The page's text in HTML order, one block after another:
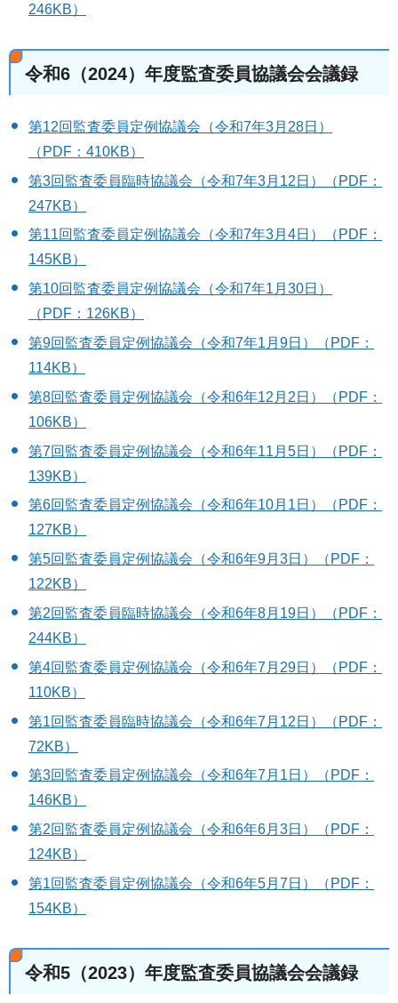
246KB）
令和6（2024）年度監査委員協議会会議録
第12回監査委員定例協議会（令和7年3月28日）
（PDF：410KB）
第3回監査委員臨時協議会（令和7年3月12日）（PDF：
247KB）
第11回監査委員定例協議会（令和7年3月4日）（PDF：
145KB）
第10回監査委員定例協議会（令和7年1月30日）
（PDF：126KB）
第9回監査委員定例協議会（令和7年1月9日）（PDF：
114KB）
第8回監査委員定例協議会（令和6年12月2日）（PDF：
106KB）
第7回監査委員定例協議会（令和6年11月5日）（PDF：
139KB）
第6回監査委員定例協議会（令和6年10月1日）（PDF：
127KB）
第5回監査委員定例協議会（令和6年9月3日）（PDF：
122KB）
第2回監査委員臨時協議会（令和6年8月19日）（PDF：
244KB）
第4回監査委員定例協議会（令和6年7月29日）（PDF：
110KB）
第1回監査委員臨時協議会（令和6年7月12日）（PDF：
72KB）
第3回監査委員定例協議会（令和6年7月1日）（PDF：
146KB）
第2回監査委員定例協議会（令和6年6月3日）（PDF：
124KB）
第1回監査委員定例協議会（令和6年5月7日）（PDF：
154KB）
令和5（2023）年度監査委員協議会会議録